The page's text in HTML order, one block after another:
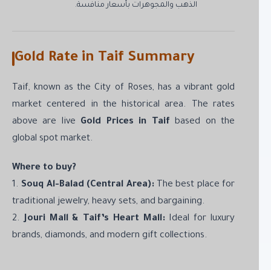
الذهب والمجوهرات بأسعار منافسة.
Gold Rate in Taif Summary
Taif, known as the City of Roses, has a vibrant gold
market centered in the historical area. The rates
above are liveGold Prices in Taifbased on the
global spot market.
Where to buy?
1.Souq Al-Balad (Central Area):The best place for
traditional jewelry, heavy sets, and bargaining.
2.Jouri Mall & Taif’s Heart Mall:Ideal for luxury
brands, diamonds, and modern gift collections.